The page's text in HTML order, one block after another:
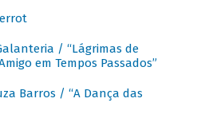
/ “Lágrimas de
em Tempos Passados”
Barros / “A Dança das